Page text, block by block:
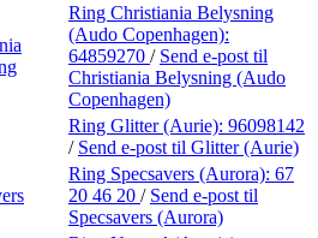
Ring Christiania Belysning
(Audo Copenhagen):
64859270 / Send e-post til
Christiania Belysning (Audo
Copenhagen)
Ring Glitter (Aurie): 96098142
/ Send e-post til Glitter (Aurie)
Ring Specsavers (Aurora): 67
20 46 20 / Send e-post til
Specsavers (Aurora)